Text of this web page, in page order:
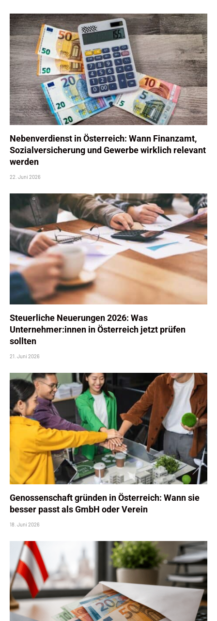
Nebenverdienst in Österreich: Wann Finanzamt,
Sozialversicherung und Gewerbe wirklich relevant
werden
22. Juni 2026
Steuerliche Neuerungen 2026: Was
Unternehmer:innen in Österreich jetzt prüfen
sollten
21. Juni 2026
Genossenschaft gründen in Österreich: Wann sie
besser passt als GmbH oder Verein
18. Juni 2026